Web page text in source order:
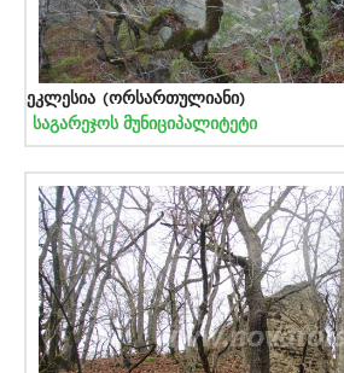
ეკლესია (ორსართულიანი)
საგარეჯოს მუნიციპალიტეტი